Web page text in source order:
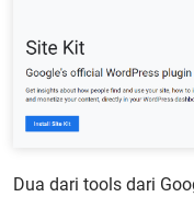
Dua dari tools dari